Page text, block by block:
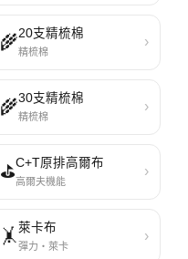
🌾20支精梳棉
精梳棉
›
🌾30支精梳棉
精梳棉
›
⛳C+T原排高爾布
高爾夫機能
›
🤸 萊卡布
彈力・萊卡
›